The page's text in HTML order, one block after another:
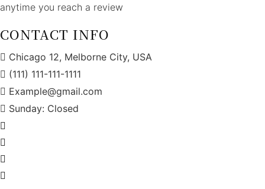
anytime you reach a review
CONTACT INFO
Chicago 12, Melborne City, USA
(111) 111-111-1111
Example@gmail.com
Sunday: Closed